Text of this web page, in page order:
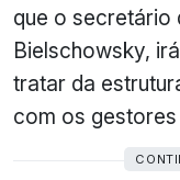
que o secretário
Bielschowsky,
tratar da
com os